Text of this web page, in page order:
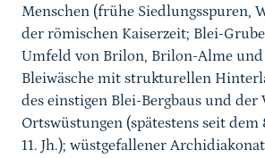
Menschen (frühe Siedlungsspuren,
der römischen Kaiserzeit; Blei-
Umfeld von Brilon, Brilon-Alme
Bleiwäsche mit strukturellen
des einstigen Blei-Bergbaus und der
Ortswüstungen (spätestens seit
11. Jh.); wüstgefallener